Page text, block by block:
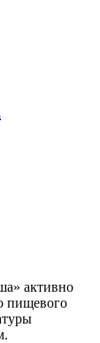
активно
пищевого